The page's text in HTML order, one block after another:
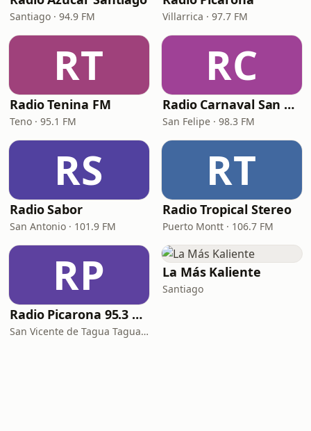
Santiago · 94.9 FM Villarrica · 97.7 FM
RT
Radio Tenina FM
Teno · 95.1 FM
RC
Radio Carnaval San Felipe
San Felipe · 98.3 FM
RS
Radio Sabor
San Antonio · 101.9 FM
RT
Radio Tropical Stereo
Puerto Montt · 106.7 FM
RP
Radio Picarona 95.3 FM
San Vicente de Tagua Tagua · 95.3 FM
La Más Kaliente
Santiago